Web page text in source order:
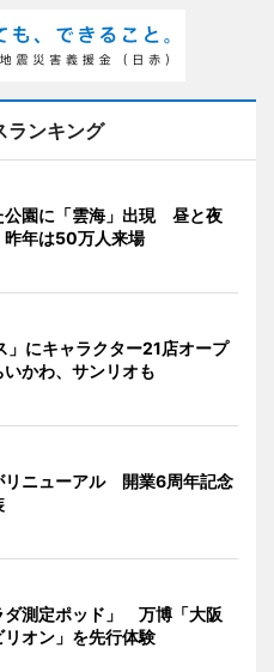
ランキング
公園に「雲海」出現 昼と夜
昨年は50万人来場
」にキャラクター21店オープ
かわ、サンリオも
リニューアル 開業6周年記念
ダ測定ポッド」 万博「大阪
オン」を先行体験